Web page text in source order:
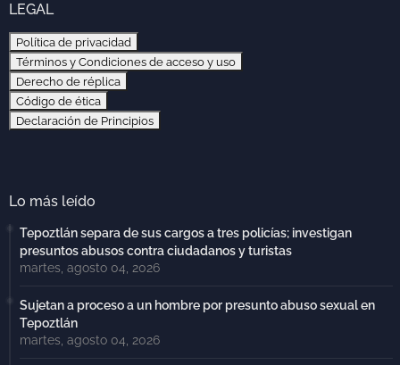
LEGAL
Política de privacidad
Términos y Condiciones de acceso y uso
Derecho de réplica
Código de ética
Declaración de Principios
Lo más leído
Tepoztlán separa de sus cargos a tres policías; investigan
presuntos abusos contra ciudadanos y turistas
martes, agosto 04, 2026
Sujetan a proceso a un hombre por presunto abuso sexual en
Tepoztlán
martes, agosto 04, 2026